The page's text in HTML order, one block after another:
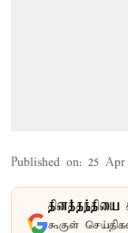
Published on: 25 Apr
தினத்தந்தியை
கூகுள்